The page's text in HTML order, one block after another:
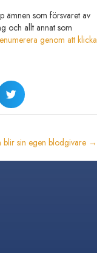
ämnen som försvaret av
och allt annat som
genom att klicka
blir sin egen blodgivare →